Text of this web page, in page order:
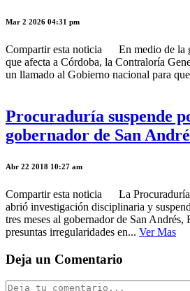
Mar 2 2026 04:31 pm
Compartir esta noticia En medio de la
que afecta a Córdoba, la Contraloría
un llamado al Gobierno nacional para
Procuraduría suspende
gobernador de San
Abr 22 2018 10:27 am
Compartir esta noticia La Procuraduría
abrió investigación disciplinaria y
tres meses al gobernador de San
presuntas irregularidades en... Ver Mas
Deja un Comentario